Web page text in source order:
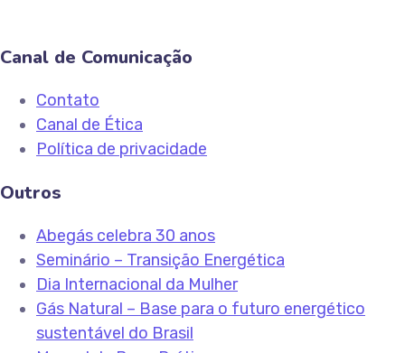
Canal de Comunicação
Contato
Canal de Ética
Política de privacidade
Outros
Abegás celebra 30 anos
Seminário – Transição Energética
Dia Internacional da Mulher
Gás Natural – Base para o futuro energético
sustentável do Brasil